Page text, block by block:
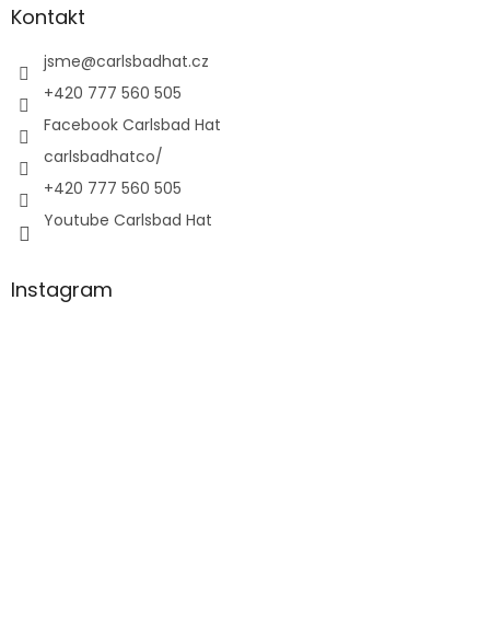
Kontakt
jsme@carlsbadhat.cz
+420 777 560 505
Facebook Carlsbad Hat
carlsbadhatco/
+420 777 560 505
Youtube Carlsbad Hat
Instagram